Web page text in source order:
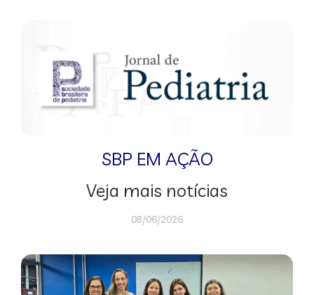
SBP EM AÇÃO
Veja mais notícias
08/06/2026